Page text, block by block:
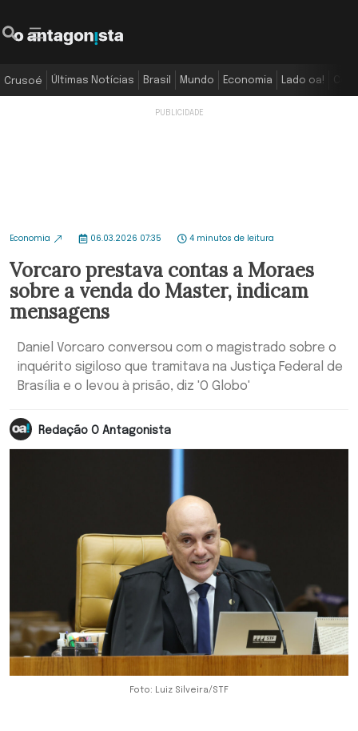
Crusoé Últimas Notícias Brasil Mundo Economia Lado oa!
Economia 06.03.2026 07:35 4 minutos de leitura
Vorcaro prestava contas a Moraes
sobre a venda do Master, indicam
mensagens
Daniel Vorcaro conversou com o magistrado sobre o
inquérito sigiloso que tramitava na Justiça Federal de
Brasília e o levou à prisão, diz 'O Globo'
Redação O Antagonista
Foto: Luiz Silveira/STF